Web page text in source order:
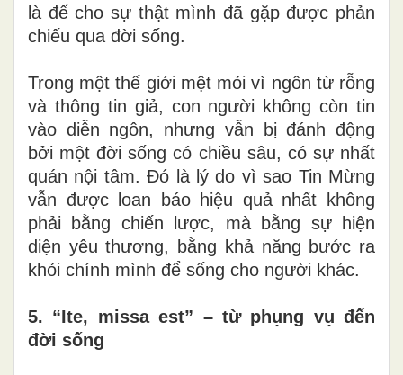
là để cho sự thật mình đã gặp được phản
chiếu qua đời sống.
Trong một thế giới mệt mỏi vì ngôn từ rỗng
và thông tin giả, con người không còn tin
vào diễn ngôn, nhưng vẫn bị đánh động
bởi một đời sống có chiều sâu, có sự nhất
quán nội tâm. Đó là lý do vì sao Tin Mừng
vẫn được loan báo hiệu quả nhất không
phải bằng chiến lược, mà bằng sự hiện
diện yêu thương, bằng khả năng bước ra
khỏi chính mình để sống cho người khác.
5. “Ite, missa est” – từ phụng vụ đến
đời sống